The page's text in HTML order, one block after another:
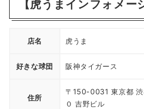
【虎うまインフォメー
店名 虎うま
好きな球団 阪神タイガース
住所
〒150-0031 東京都 渋
０ 吉野ビル